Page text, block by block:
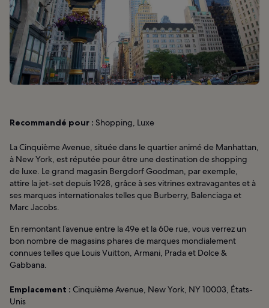
Recommandé pour : Shopping, Luxe
La Cinquième Avenue, située dans le quartier animé de Manhattan,
à New York, est réputée pour être une destination de shopping
de luxe. Le grand magasin Bergdorf Goodman, par exemple,
attire la jet-set depuis 1928, grâce à ses vitrines extravagantes et à
ses marques internationales telles que Burberry, Balenciaga et
Marc Jacobs.
En remontant l’avenue entre la 49e et la 60e rue, vous verrez un
bon nombre de magasins phares de marques mondialement
connues telles que Louis Vuitton, Armani, Prada et Dolce &
Gabbana.
Emplacement : Cinquième Avenue, New York, NY 10003, États-
Unis